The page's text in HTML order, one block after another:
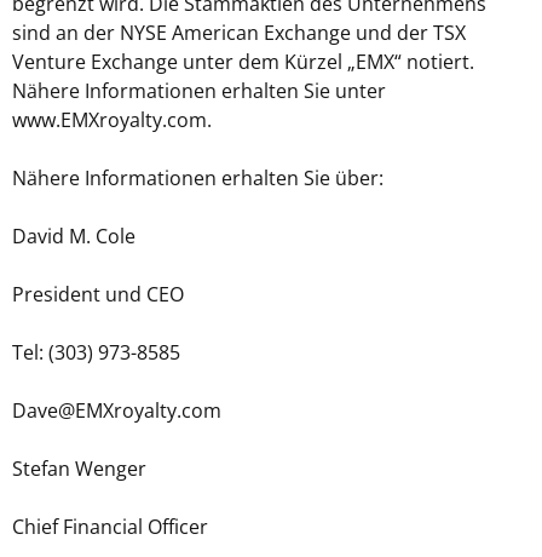
sind an der NYSE American Exchange und der TSX
Venture Exchange unter dem Kürzel „EMX“ notiert.
Nähere Informationen erhalten Sie unter
www.EMXroyalty.com.
Nähere Informationen erhalten Sie über:
David M. Cole
President und CEO
Tel: (303) 973-8585
Dave@EMXroyalty.com
Stefan Wenger
Chief Financial Officer